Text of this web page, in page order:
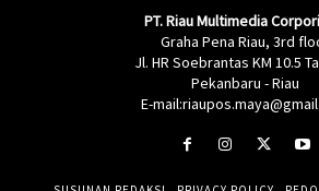
PT. Riau Multimedia
Graha Pena Riau, 3rd
Jl. HR Soebrantas KM 10.5
Pekanbaru - Riau
E-